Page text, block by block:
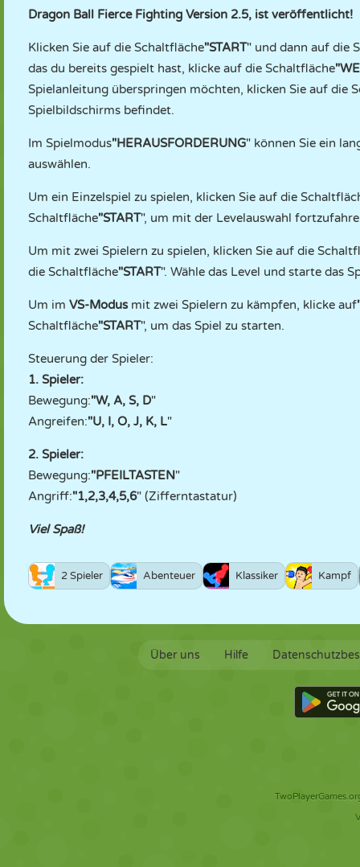
Dragon Ball Fierce Fighting Version 2.5, ist veröffentlicht!
Klicken Sie auf die Schaltfläche"START" und dann auf die
das du bereits gespielt hast, klicke auf die Schaltfläche
Spielanleitung überspringen möchten, klicken Sie auf die
Spielbildschirms befindet.
Im Spielmodus"HERAUSFORDERUNG" können Sie ein
auswählen.
Um ein Einzelspiel zu spielen, klicken Sie auf die
Schaltfläche"START", um mit der Levelauswahl
Um mit zwei Spielern zu spielen, klicken Sie auf die
die Schaltfläche"START". Wähle das Level und starte das
Um im VS-Modus mit zwei Spielern zu kämpfen, klicke auf
Schaltfläche"START", um das Spiel zu starten.
Steuerung der Spieler:
1. Spieler:
Bewegung:"W, A, S, D"
Angreifen:"U, I, O, J, K, L"
2. Spieler:
Bewegung:"PFEILTASTEN"
Angriff:"1,2,3,4,5,6" (Zifferntastatur)
Viel Spaß!
2 Spieler Abenteuer Klassiker Kampf
Über uns Hilfe